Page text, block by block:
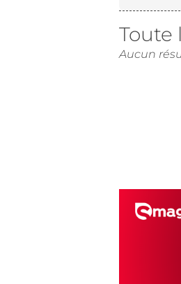
Toute
Aucun